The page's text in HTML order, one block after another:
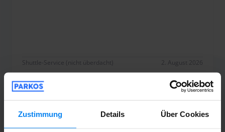
Zustimmung Details Über Cookies
Shuttle-Service (nicht überdacht) 2. August 2026